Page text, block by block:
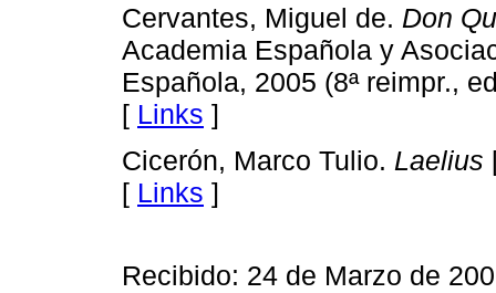
Cervantes, Miguel de. Don
Academia Española y
Española, 2005 (8ª reimpr.,
[ Links ]
Cicerón, Marco Tulio. Laelius
[ Links ]
Recibido: 24 de Marzo de